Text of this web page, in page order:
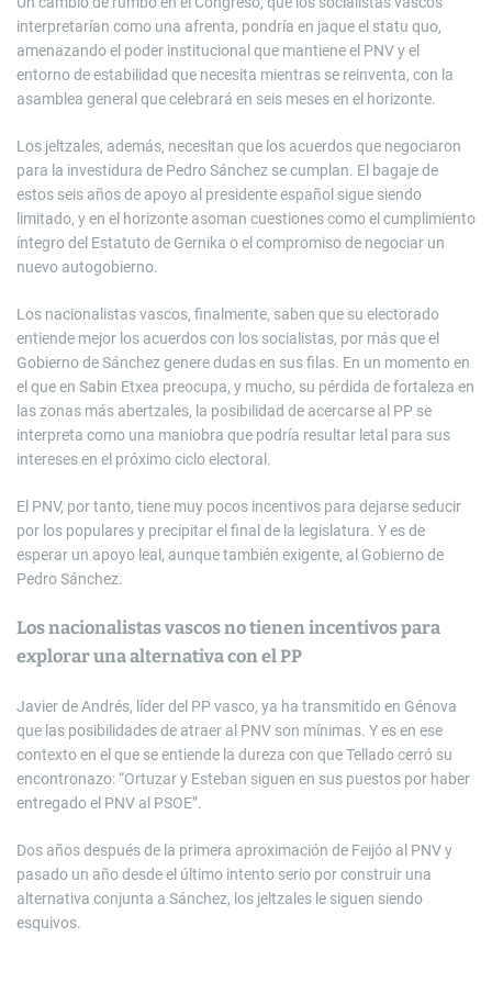
interpretarían como una afrenta, pondría en jaque el statu quo,
amenazando el poder institucional que mantiene el PNV y el
entorno de estabilidad que necesita mientras se reinventa, con la
asamblea general que celebrará en seis meses en el horizonte.
Los jeltzales, además, necesitan que los acuerdos que negociaron
para la investidura de Pedro Sánchez se cumplan. El bagaje de
estos seis años de apoyo al presidente español sigue siendo
limitado, y en el horizonte asoman cuestiones como el cumplimiento
íntegro del Estatuto de Gernika o el compromiso de negociar un
nuevo autogobierno.
Los nacionalistas vascos, finalmente, saben que su electorado
entiende mejor los acuerdos con los socialistas, por más que el
Gobierno de Sánchez genere dudas en sus filas. En un momento en
el que en Sabin Etxea preocupa, y mucho, su pérdida de fortaleza en
las zonas más abertzales, la posibilidad de acercarse al PP se
interpreta como una maniobra que podría resultar letal para sus
intereses en el próximo ciclo electoral.
El PNV, por tanto, tiene muy pocos incentivos para dejarse seducir
por los populares y precipitar el final de la legislatura. Y es de
esperar un apoyo leal, aunque también exigente, al Gobierno de
Pedro Sánchez.
Los nacionalistas vascos no tienen incentivos para
explorar una alternativa con el PP
Javier de Andrés, líder del PP vasco, ya ha transmitido en Génova
que las posibilidades de atraer al PNV son mínimas. Y es en ese
contexto en el que se entiende la dureza con que Tellado cerró su
encontronazo: “Ortuzar y Esteban siguen en sus puestos por haber
entregado el PNV al PSOE”.
Dos años después de la primera aproximación de Feijóo al PNV y
pasado un año desde el último intento serio por construir una
alternativa conjunta a Sánchez, los jeltzales le siguen siendo
esquivos.